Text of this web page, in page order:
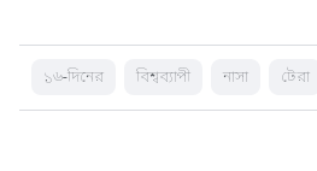
১৬-দিনের বিশ্বব্যাপী নাসা টেরা